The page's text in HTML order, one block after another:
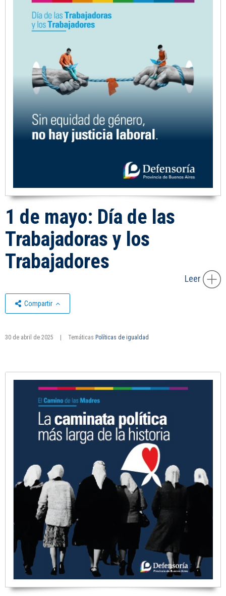
1 de mayo: Día de las
Trabajadoras y los
Trabajadores
Leer
Compartir
30 de abril de 2025 Temáticas Políticas de igualdad